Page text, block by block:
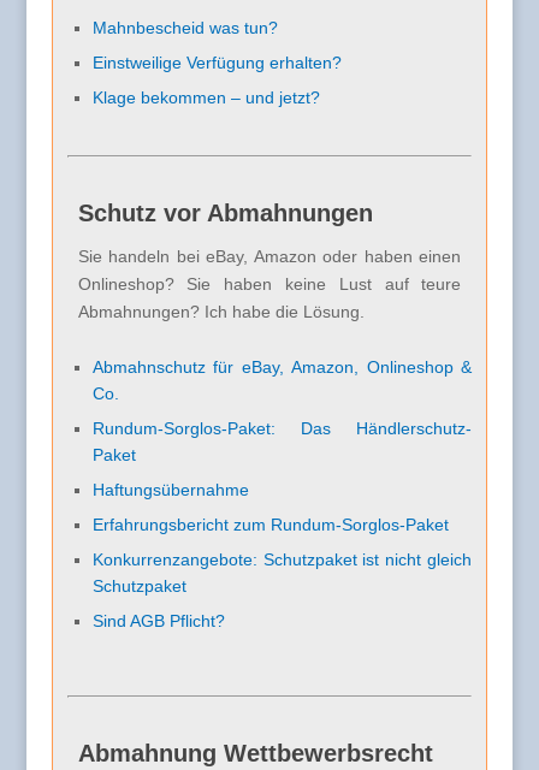
Mahnbescheid was tun?
Einstweilige Verfügung erhalten?
Klage bekommen – und jetzt?
Schutz vor Abmahnungen
Sie handeln bei eBay, Amazon oder haben einen
Onlineshop? Sie haben keine Lust auf teure
Abmahnungen? Ich habe die Lösung.
Abmahnschutz für eBay, Amazon, Onlineshop &
Co.
Rundum-Sorglos-Paket: Das Händlerschutz-
Paket
Haftungsübernahme
Erfahrungsbericht zum Rundum-Sorglos-Paket
Konkurrenzangebote: Schutzpaket ist nicht gleich
Schutzpaket
Sind AGB Pflicht?
Abmahnung Wettbewerbsrecht